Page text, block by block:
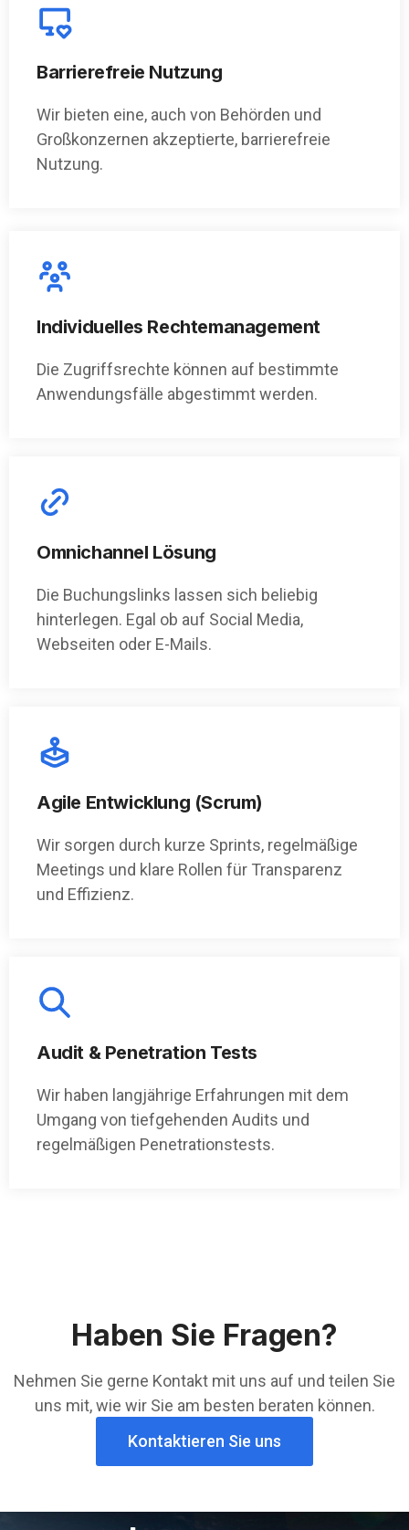
Barrierefreie Nutzung
Wir bieten eine, auch von Behörden und
Großkonzernen akzeptierte, barrierefreie
Nutzung.
Individuelles Rechtemanagement
Die Zugriffsrechte können auf bestimmte
Anwendungsfälle abgestimmt werden.
Omnichannel Lösung
Die Buchungslinks lassen sich beliebig
hinterlegen. Egal ob auf Social Media,
Webseiten oder E-Mails.
Agile Entwicklung (Scrum)
Wir sorgen durch kurze Sprints, regelmäßige
Meetings und klare Rollen für Transparenz
und Effizienz.
Audit & Penetration Tests
Wir haben langjährige Erfahrungen mit dem
Umgang von tiefgehenden Audits und
regelmäßigen Penetrationstests.
Haben Sie Fragen?
Nehmen Sie gerne Kontakt mit uns auf und teilen Sie
uns mit, wie wir Sie am besten beraten können.
Kontaktieren Sie uns